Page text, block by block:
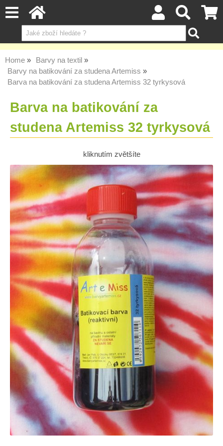
Home
Barvy na textil
Barvy na batikování za studena Artemiss
Barva na batikování za studena Artemiss 32 tyrkysová
Barva na batikování za
studena Artemiss 32 tyrkysová
kliknutím zvětšíte